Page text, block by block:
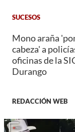
SUCESOS
Mono araña
cabeza' a
oficinas de la
Durango
REDACCIÓN WEB